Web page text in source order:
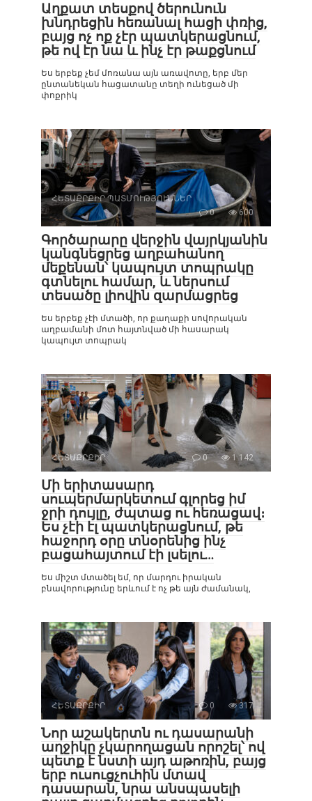
Աղքատ տեսքով ծերունուն
խնդրեցին հեռանալ հացի փռից,
բայց ոչ ոք չէր պատկերացնում,
թե ով էր նա և ինչ էր թաքցնում
Ես երբեք չեմ մոռանա այն առավոտը, երբ մեր
ընտանեկան հացատանը տեղի ունեցած մի
փոքրիկ
ՀԵՏԱՔՐՔԻՐ ՊԱՏՄՈՒԹՅՈՒՆՆԵՐ
0
600
Գործարարը վերջին վայրկյանին
կանգնեցրեց աղբահանող
մեքենան՝ կապույտ տոպրակը
գտնելու համար, և ներսում
տեսածը լիովին զարմացրեց
Ես երբեք չէի մտածի, որ քաղաքի սովորական
աղբամանի մոտ հայտնված մի հասարակ
կապույտ տոպրակ
ՀԵՏԱՔՐՔԻՐ 0 1 142
Մի երիտասարդ
սուպերմարկետում գլորեց իմ
ջրի դույլը, ժպտաց ու հեռացավ։
Ես չէի էլ պատկերացնում, թե
հաջորդ օրը տնօրենից ինչ
բացահայտում էի լսելու…
Ես միշտ մտածել եմ, որ մարդու իրական
բնավորությունը երևում է ոչ թե այն ժամանակ,
ՀԵՏԱՔՐՔԻՐ 0 317
Նոր աշակերտն ու դասարանի
աղջիկը չկարողացան որոշել՝ ով
պետք է նստի այդ աթոռին, բայց
երբ ուսուցչուհին մտավ
դասարան, նրա անսպասելի